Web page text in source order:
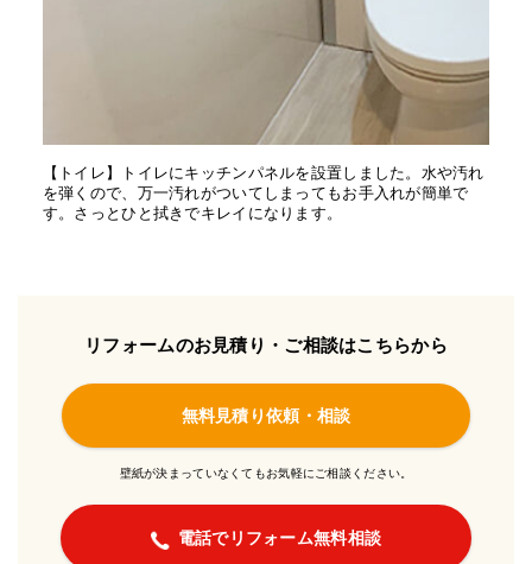
【トイレ】トイレにキッチンパネルを設置しました。水や汚れ
を弾くので、万一汚れがついてしまってもお手入れが簡単で
す。さっとひと拭きでキレイになります。
リフォームのお見積り・ご相談はこちらから
無料見積り依頼・相談
壁紙が決まっていなくてもお気軽にご相談ください。
電話でリフォーム無料相談